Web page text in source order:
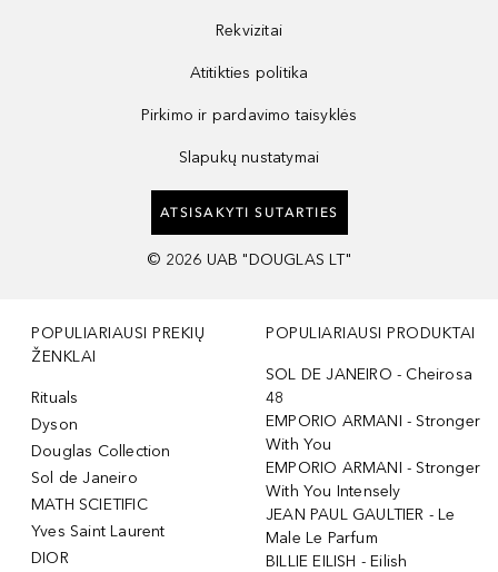
Rekvizitai
Atitikties politika
Pirkimo ir pardavimo taisyklės
Slapukų nustatymai
ATSISAKYTI SUTARTIES
© 2026 UAB "DOUGLAS LT"
POPULIARIAUSI PREKIŲ
ŽENKLAI
Rituals
Dyson
Douglas Collection
Sol de Janeiro
MATH SCIETIFIC
Yves Saint Laurent
DIOR
POPULIARIAUSI PRODUKTAI
SOL DE JANEIRO - Cheirosa
48
EMPORIO ARMANI - Stronger
With You
EMPORIO ARMANI - Stronger
With You Intensely
JEAN PAUL GAULTIER - Le
Male Le Parfum
BILLIE EILISH - Eilish